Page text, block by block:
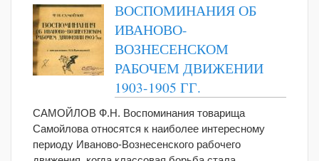
ВОСПОМИНАНИЯ ОБ
ИВАНОВО-
ВОЗНЕСЕНСКОМ
РАБОЧЕМ ДВИЖЕНИИ
1903-1905 ГГ.
САМОЙЛОВ Ф.Н. Воспоминания товарища
Самойлова относятся к наиболее интересному
периоду Иваново-Вознесенского рабочего